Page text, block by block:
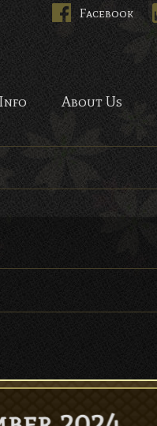
ISHINOHANA-
Facebook
About Us